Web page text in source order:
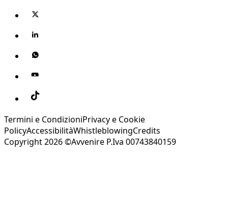
Termini e CondizioniPrivacy e Cookie
PolicyAccessibilitàWhistleblowingCredits
Copyright 2026 ©Avvenire P.Iva 00743840159